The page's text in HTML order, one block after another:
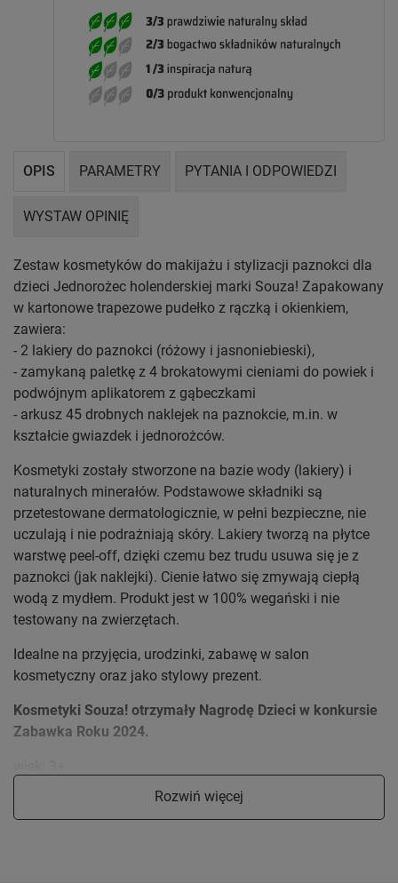
OPIS PARAMETRY PYTANIA I ODPOWIEDZI
WYSTAW OPINIĘ
Zestaw kosmetyków do makijażu i stylizacji paznokci dla
dzieci Jednorożec holenderskiej marki Souza! Zapakowany
w kartonowe trapezowe pudełko z rączką i okienkiem,
zawiera:
- 2 lakiery do paznokci (różowy i jasnoniebieski),
- zamykaną paletkę z 4 brokatowymi cieniami do powiek i
podwójnym aplikatorem z gąbeczkami
- arkusz 45 drobnych naklejek na paznokcie, m.in. w
kształcie gwiazdek i jednorożców.
Kosmetyki zostały stworzone na bazie wody (lakiery) i
naturalnych minerałów. Podstawowe składniki są
przetestowane dermatologicznie, w pełni bezpieczne, nie
uczulają i nie podrażniają skóry. Lakiery tworzą na płytce
warstwę peel-off, dzięki czemu bez trudu usuwa się je z
paznokci (jak naklejki). Cienie łatwo się zmywają ciepłą
wodą z mydłem. Produkt jest w 100% wegański i nie
testowany na zwierzętach.
Idealne na przyjęcia, urodzinki, zabawę w salon
kosmetyczny oraz jako stylowy prezent.
Kosmetyki Souza! otrzymały Nagrodę Dzieci w konkursie
Zabawka Roku 2024.
Rozwiń więcej